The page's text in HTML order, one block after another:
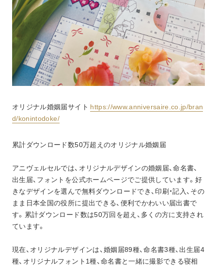
オリジナル婚姻届サイト https://www.anniversaire.co.jp/bran
d/konintodoke/
累計ダウンロード数50万超えのオリジナル婚姻届
アニヴェルセルでは、オリジナルデザインの婚姻届、命名書、
出生届、フォントを公式ホームページでご提供しています。好
きなデザインを選んで無料ダウンロードでき、印刷・記入、その
まま日本全国の役所に提出できる、便利でかわいい届出書で
す。累計ダウンロード数は50万回を超え、多くの方に支持され
ています。
現在、オリジナルデザインは、婚姻届89種、命名書3種、出生届4
種、オリジナルフォント1種、命名書と一緒に撮影できる寝相